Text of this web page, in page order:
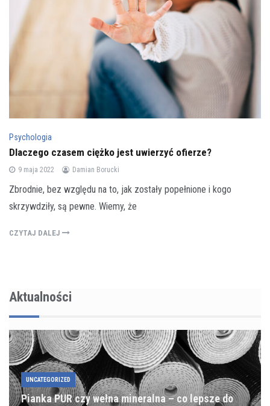
Psychologia
Dlaczego czasem ciężko jest uwierzyć ofierze?
9 maja 2022 Damian Borucki
Zbrodnie, bez względu na to, jak zostały popełnione i kogo
skrzywdziły, są pewne. Wiemy, że
CZYTAJ DALEJ
Aktualności
UNCATEGORIZED
Pianka PUR czy wełna mineralna – co lepsze do